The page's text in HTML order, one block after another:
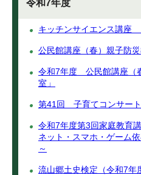
令和7年度
キッチンサイエンス講座
公民館講座（春）親子防
令和7年度 公民館講座（
室」
第41回 子育てコンサート
令和7年度第3回家庭教育
ネット・スマホ・ゲーム
～
流山郷土史検定（令和7年